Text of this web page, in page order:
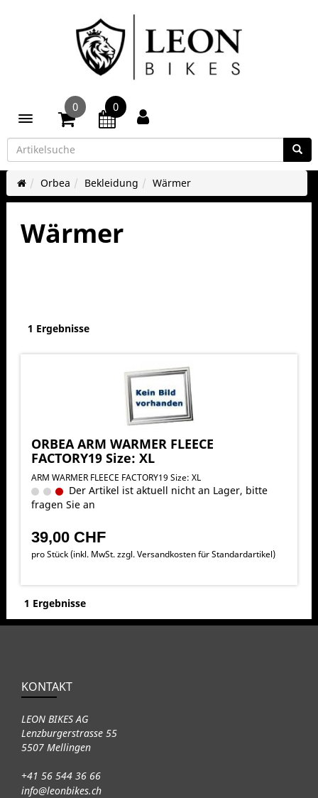
Toggle navigation
0 0
Orbea Bekleidung Wärmer
Wärmer
1 Ergebnisse
ORBEA ARM WARMER FLEECE
FACTORY19 Size: XL
ARM WARMER FLEECE FACTORY19 Size: XL
Der Artikel ist aktuell nicht an Lager, bitte
fragen Sie an
39,00 CHF
pro Stück (inkl. MwSt. zzgl.Versandkosten für Standardartikel)
1 Ergebnisse
KONTAKT
LEON BIKES AG
Lenzburgerstrasse 55
5507 Mellingen
+41 56 544 36 66
info@leonbikes.ch